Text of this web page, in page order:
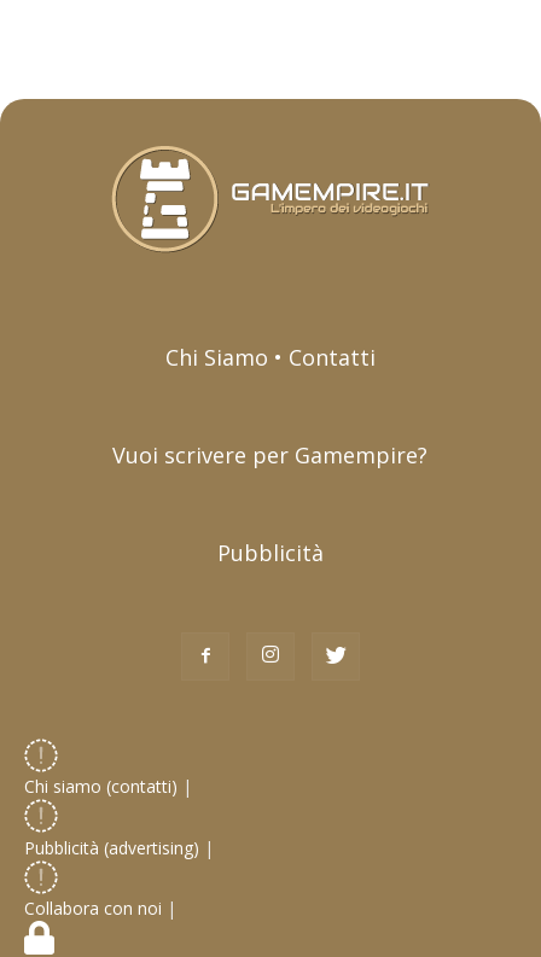
Chi Siamo • Contatti
Vuoi scrivere per Gamempire?
Pubblicità
Chi siamo (contatti) |
Pubblicità (advertising) |
Collabora con noi |